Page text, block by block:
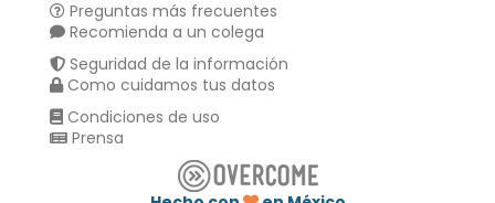
Preguntas más frecuentes
Recomienda a un colega
Seguridad de la información
Como cuidamos tus datos
Condiciones de uso
Prensa